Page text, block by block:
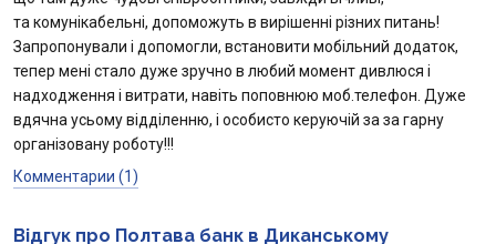
та комунікабельні, допоможуть в вирішенні різних питань!
Запропонували і допомогли, встановити мобільний додаток,
тепер мені стало дуже зручно в любий момент дивлюся і
надходження і витрати, навіть поповнюю моб.телефон. Дуже
вдячна усьому відділенню, і особисто керуючій за за гарну
організовану роботу!!!
Комментарии (1)
Відгук про Полтава банк в Диканському